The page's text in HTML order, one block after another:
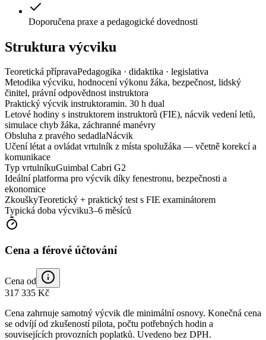
Doporučena praxe a pedagogické dovednosti
Struktura výcviku
Teoretická přípravaPedagogika · didaktika · legislativa
Metodika výcviku, hodnocení výkonu žáka, bezpečnost, lidský
činitel, právní odpovědnost instruktora
Praktický výcvik instruktoramin. 30 h dual
Letové hodiny s instruktorem instruktorů (FIE), nácvik vedení letů,
simulace chyb žáka, záchranné manévry
Obsluha z pravého sedadlaNácvik
Učení létat a ovládat vrtulník z místa spolužáka — včetně korekcí a
komunikace
Typ vrtulníkuGuimbal Cabri G2
Ideální platforma pro výcvik díky fenestronu, bezpečnosti a
ekonomice
ZkouškyTeoretický + praktický test s FIE examinátorem
Typická doba výcviku3–6 měsíců
Cena a férové účtování
Cena od
317 335 Kč
Cena zahrnuje samotný výcvik dle minimální osnovy. Konečná cena
se odvíjí od zkušeností pilota, počtu potřebných hodin a
souvisejících provozních poplatků. Uvedeno bez DPH.